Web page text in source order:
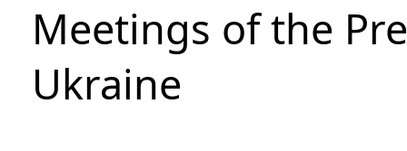
Meetings of the
Ukraine